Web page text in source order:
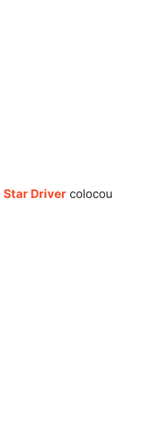
Star Driver colocou